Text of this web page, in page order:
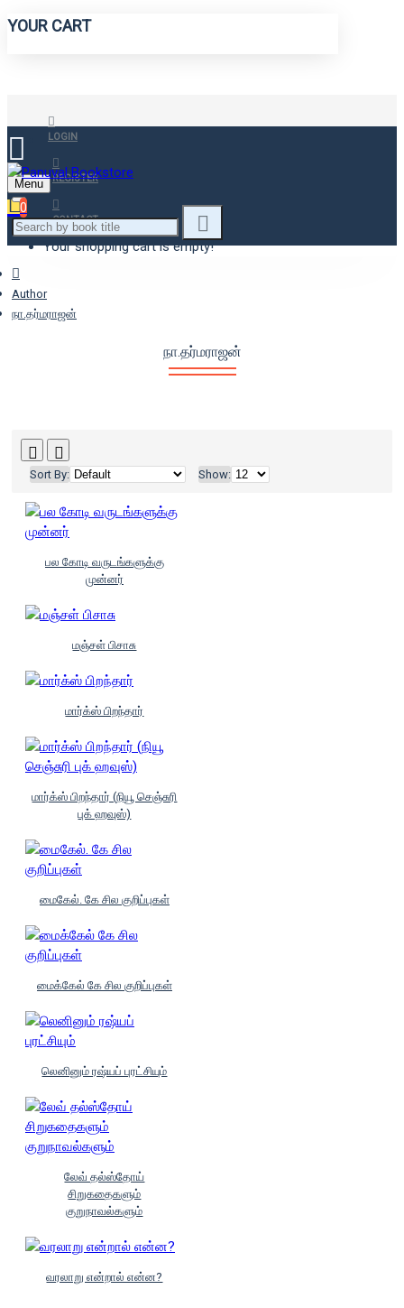
YOUR CART
LOGIN
REGISTER
CONTACT
Menu
0
Your shopping cart is empty!
Author
நா.தர்மராஜன்
நா.தர்மராஜன்
Sort By: Show:
பல கோடி வருடங்களுக்கு
முன்னர்
மஞ்சள் பிசாசு
மார்க்ஸ் பிறந்தார்
மார்க்ஸ் பிறந்தார் (நியூ செஞ்சுரி
புக் ஹவுஸ்)
மைகேல். கே சில குறிப்புகள்
மைக்கேல் கே சில குறிப்புகள்
லெனினும் ரஷ்யப் புரட்சியும்
லேவ் தல்ஸ்தோய்
சிறுகதைகளும்
குறுநாவல்களும்
வரலாறு என்றால் என்ன?